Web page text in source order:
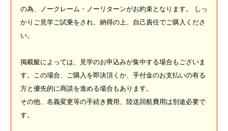
の為、ノークレーム・ノーリターンがお約束となります。 しっ
かりご見学ご試乗をされ、納得の上、自己責任でご購入くださ
い。
掲載艇によっては、見学のお申込みが集中する場合もございま
す。この場合、ご購入を即決頂くか、手付金のお支払いの有る
方と優先的に商談を進める場合もあります。
その他、名義変更等の手続き費用、陸送回航費用は別途必要で
す。